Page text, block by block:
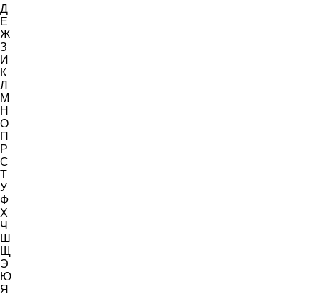
Д
Е
Ж
З
И
К
Л
М
Н
О
П
Р
С
Т
У
Ф
Х
Ч
Ш
Щ
Э
Ю
Я